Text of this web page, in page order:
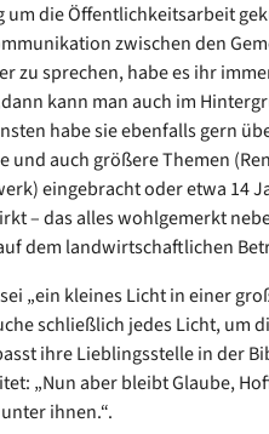
um die Öffentlichkeitsarbeit
zwischen den
zu sprechen, habe es ihr
kann man auch im
habe sie ebenfalls gern
und auch größere Themen
eingebracht oder etwa 14
– das alles wohlgemerkt
dem landwirtschaftlichen
„ein kleines Licht in einer
schließlich jedes Licht, um
ihre Lieblingsstelle in der
„Nun aber bleibt Glaube,
ihnen.“.